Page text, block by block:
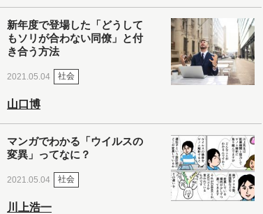
新年度で登場した「どうして
もソリが合わない同僚」と付
き合う方法
2021.05.04 社会
山口博
マンガでわかる「ウイルスの
変異」ってなに？
2021.05.04 社会
川上浩一